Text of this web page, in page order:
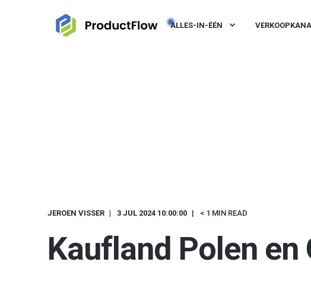
ALLES-IN-ÉÉN
JEROEN VISSER 3 JUL 2024 10:00:00 < 1 MIN READ
Kaufland Polen